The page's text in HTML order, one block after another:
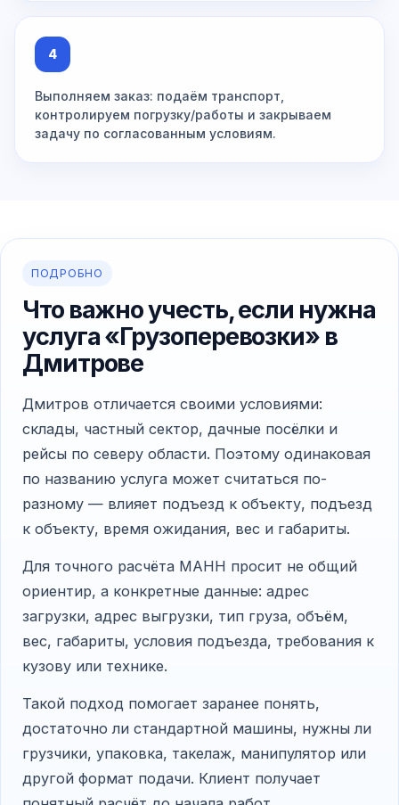
4
Выполняем заказ: подаём транспорт,
контролируем погрузку/работы и закрываем
задачу по согласованным условиям.
ПОДРОБНО
Что важно учесть, если нужна
услуга «Грузоперевозки» в
Дмитрове
Дмитров отличается своими условиями:
склады, частный сектор, дачные посёлки и
рейсы по северу области. Поэтому одинаковая
по названию услуга может считаться по-
разному — влияет подъезд к объекту, подъезд
к объекту, время ожидания, вес и габариты.
Для точного расчёта МАНН просит не общий
ориентир, а конкретные данные: адрес
загрузки, адрес выгрузки, тип груза, объём,
вес, габариты, условия подъезда, требования к
кузову или технике.
Такой подход помогает заранее понять,
достаточно ли стандартной машины, нужны ли
грузчики, упаковка, такелаж, манипулятор или
другой формат подачи. Клиент получает